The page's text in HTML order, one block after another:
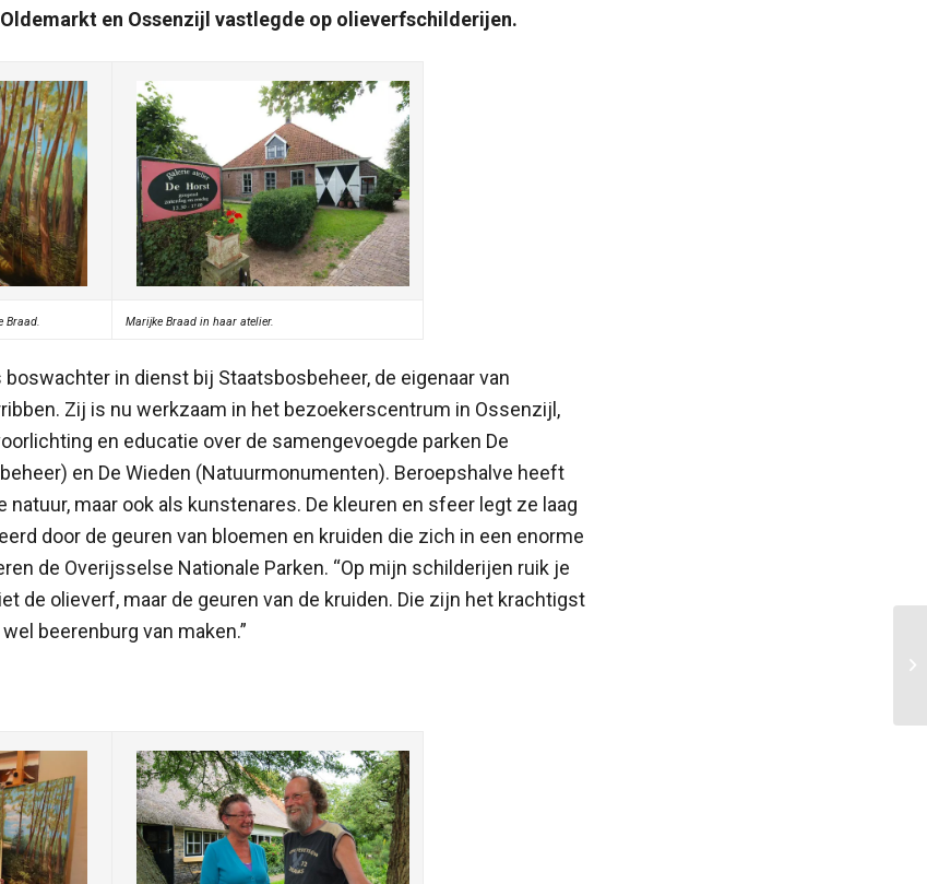
en Ossenzijl vastlegde op olieverfschilderijen.
Braad. Marijke Braad in haar atelier.
boswachter in dienst bij Staatsbosbeheer, de eigenaar van
Zij is nu werkzaam in het bezoekerscentrum in Ossenzijl,
en educatie over de samengevoegde parken De
en De Wieden (Natuurmonumenten). Beroepshalve heeft
natuur, maar ook als kunstenares. De kleuren en sfeer legt ze laag
door de geuren van bloemen en kruiden die zich in een enorme
de Overijsselse Nationale Parken. “Op mijn schilderijen ruik je
de olieverf, maar de geuren van de kruiden. Die zijn het krachtigst
beerenburg van maken.”